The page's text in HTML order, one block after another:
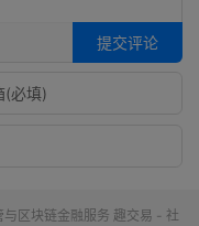
提交评论
区块链金融服务 趣交易 - 社